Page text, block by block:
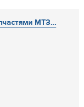
МТЗ...